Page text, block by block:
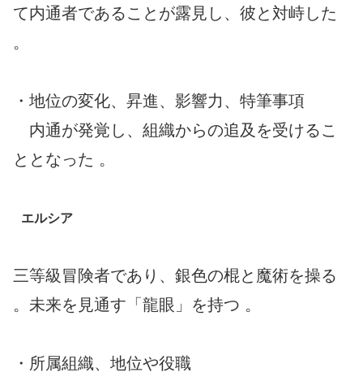
て内通者であることが露見し、彼と対峙した
。
・地位の変化、昇進、影響力、特筆事項
内通が発覚し、組織からの追及を受けるこ
ととなった 。
エルシア
三等級冒険者であり、銀色の棍と魔術を操る
。未来を見通す「龍眼」を持つ 。
・所属組織、地位や役職